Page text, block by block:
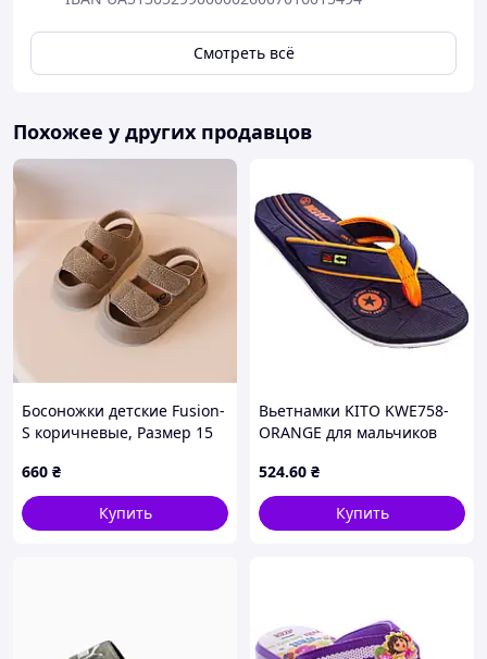
Смотреть всё
Похожее у других продавцов
Босоножки детские Fusion-
S коричневые, Размер 15
660 ₴
Купить
Вьетнамки KITO KWE758-
ORANGE для мальчиков
оранжевый пляжные
524.60 ₴
Купить